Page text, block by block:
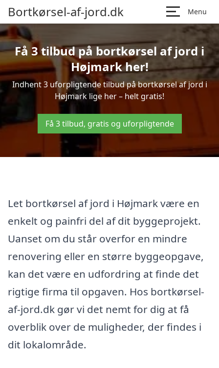
Bortkørsel-af-jord.dk Menu
Få 3 tilbud på bortkørsel af jord i
Højmark her!
Indhent 3 uforpligtende tilbud på bortkørsel af jord i
Højmark lige her – helt gratis!
Få 3 tilbud, gratis og uforpligtende
Let bortkørsel af jord i Højmark være en
enkelt og painfri del af dit byggeprojekt.
Uanset om du står overfor en mindre
renovering eller en større byggeopgave,
kan det være en udfordring at finde det
rigtige firma til opgaven. Hos bortkørsel-
af-jord.dk gør vi det nemt for dig at få
overblik over de muligheder, der findes i
dit lokalområde.